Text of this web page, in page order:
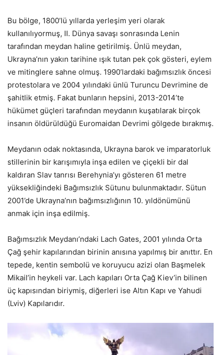
Bu bölge, 1800’lü yıllarda yerleşim yeri olarak
kullanılıyormuş, II. Dünya savaşı sonrasında Lenin
tarafından meydan haline getirilmiş. Ünlü meydan,
Ukrayna’nın yakın tarihine ışık tutan pek çok gösteri, eylem
ve mitinglere sahne olmuş. 1990’lardaki bağımsızlık öncesi
protestolara ve 2004 yılındaki ünlü Turuncu Devrimine de
şahitlik etmiş. Fakat bunların hepsini, 2013-2014’te
hükümet güçleri tarafından meydanın kuşatılarak birçok
insanın öldürüldüğü Euromaidan Devrimi gölgede bırakmış.
Meydanın odak noktasında, Ukrayna barok ve imparatorluk
stillerinin bir karışımıyla inşa edilen ve çiçekli bir dal
kaldıran Slav tanrısı Berehynia’yı gösteren 61 metre
yüksekliğindeki Bağımsızlık Sütunu bulunmaktadır. Sütun
2001’de Ukrayna’nın bağımsızlığının 10. yıldönümünü
anmak için inşa edilmiş.
Bağımsızlık Meydanı’ndaki Lach Gates, 2001 yılında Orta
Çağ şehir kapılarından birinin anısına yapılmış bir anıttır. En
tepede, kentin sembolü ve koruyucu azizi olan Başmelek
Mikail’in heykeli var. Lach kapıları Orta Çağ Kiev’in bilinen
üç kapısından biriymiş, diğerleri ise Altın Kapı ve Yahudi
(Lviv) Kapılarıdır.